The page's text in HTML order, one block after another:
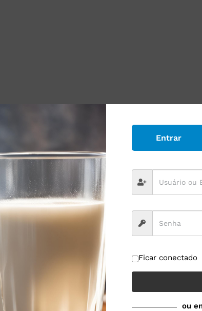
Entrar
Ficar conectado
ou